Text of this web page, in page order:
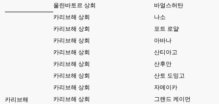
울란바토르 상회
바얼스허탄
카리브해
카리브해 상회
나소
카리브해 상회
포트 로얄
카리브해 상회
아바나
카리브해 상회
산티아고
카리브해 상회
산후안
카리브해 상회
산토 도밍고
카리브해 상회
자메이카
카리브해 상회
그랜드 케이먼
음
폰으로 접속해보니 3이 되는데
나가도 3이네 하핫 ...